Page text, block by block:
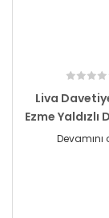
Liva
Ezme Yaldızlı
Devamını